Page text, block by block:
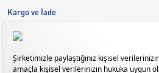
Kargo ve İade
Çerez Tercihlerini Yönetin
Gizeh
Mayari
Kargo ve İade
Bize Ulaşın